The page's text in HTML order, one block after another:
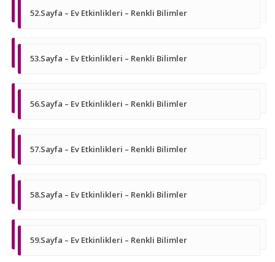
52.Sayfa – Ev Etkinlikleri – Renkli Bilimler
53.Sayfa – Ev Etkinlikleri – Renkli Bilimler
56.Sayfa – Ev Etkinlikleri – Renkli Bilimler
57.Sayfa – Ev Etkinlikleri – Renkli Bilimler
58.Sayfa – Ev Etkinlikleri – Renkli Bilimler
59.Sayfa – Ev Etkinlikleri – Renkli Bilimler